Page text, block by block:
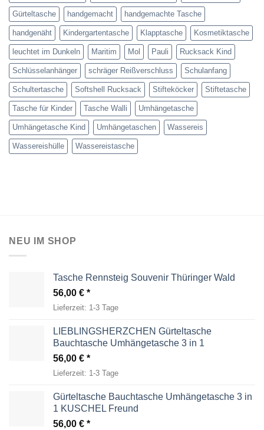
Gürteltasche handgemacht handgemachte Tasche
handgenäht Kindergartentasche Klapptasche Kosmetiktasche
leuchtet im Dunkeln Maritim Mol Pauli Rucksack Kind
Schlüsselanhänger schräger Reißverschluss Schulanfang
Schultertasche Softshell Rucksack Stifteköcker Stiftetasche
Tasche für Kinder Tasche Walli Umhängetasche
Umhängetasche Kind Umhängetaschen Wassereis
Wassereishülle Wassereistasche
NEU IM SHOP
Tasche Rennsteig Souvenir Thüringer Wald
56,00 €
Lieferzeit: 1-3 Tage
LIEBLINGSHERZCHEN Gürteltasche
Bauchtasche Umhängetasche 3 in 1
56,00 €
Lieferzeit: 1-3 Tage
Gürteltasche Bauchtasche Umhängetasche 3 in
1 KUSCHEL Freund
56,00 €